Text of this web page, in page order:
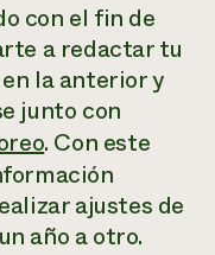
con el fin de
a redactar tu
la anterior y
junto con
. Con este
ajustes de
año a otro.